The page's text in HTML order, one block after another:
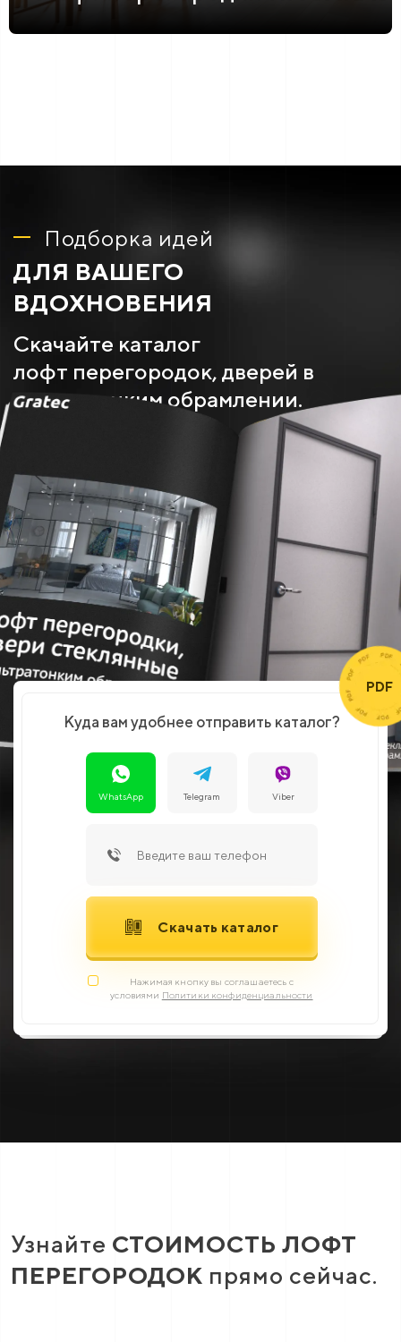
Подборка идей
ДЛЯ ВАШЕГО
ВДОХНОВЕНИЯ
Скачайте каталог
лофт перегородок, дверей в
ультратонким обрамлении.
PDF
Куда вам удобнее отправить каталог?
WhatsApp Telegram Viber
Скачать каталог
Нажимая кнопку вы соглашаетесь с
условиями Политики конфиденциальности
Узнайте СТОИМОСТЬ ЛОФТ
ПЕРЕГОРОДОК прямо сейчас.